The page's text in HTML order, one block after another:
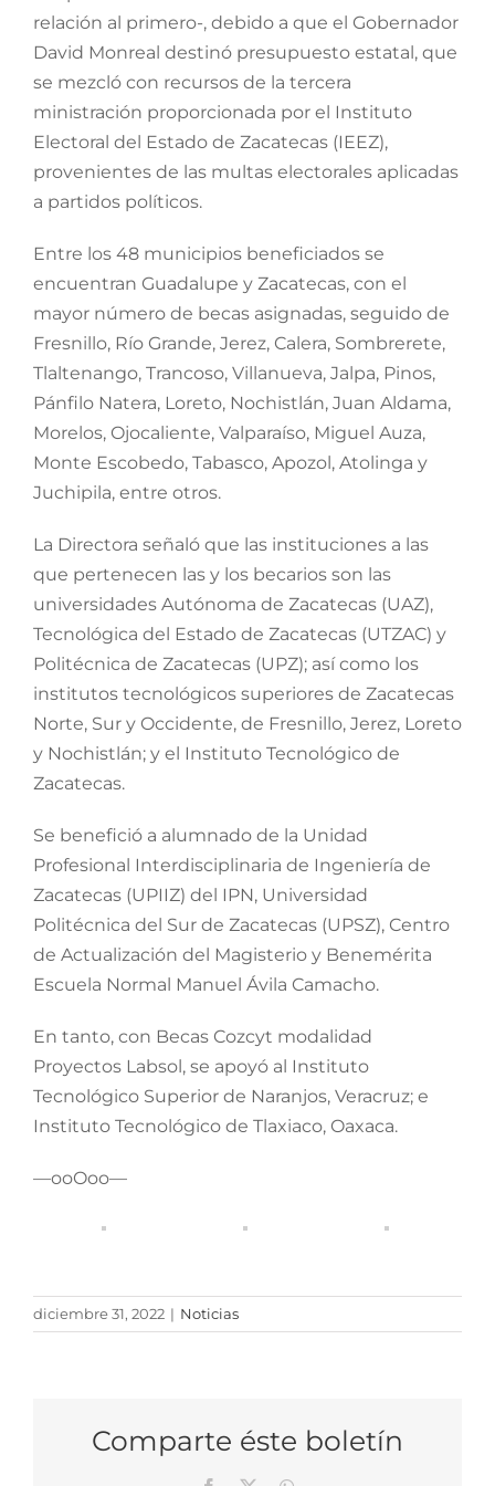
relación al primero-, debido a que el Gobernador
David Monreal destinó presupuesto estatal, que
se mezcló con recursos de la tercera
ministración proporcionada por el Instituto
Electoral del Estado de Zacatecas (IEEZ),
provenientes de las multas electorales aplicadas
a partidos políticos.
Entre los 48 municipios beneficiados se
encuentran Guadalupe y Zacatecas, con el
mayor número de becas asignadas, seguido de
Fresnillo, Río Grande, Jerez, Calera, Sombrerete,
Tlaltenango, Trancoso, Villanueva, Jalpa, Pinos,
Pánfilo Natera, Loreto, Nochistlán, Juan Aldama,
Morelos, Ojocaliente, Valparaíso, Miguel Auza,
Monte Escobedo, Tabasco, Apozol, Atolinga y
Juchipila, entre otros.
La Directora señaló que las instituciones a las
que pertenecen las y los becarios son las
universidades Autónoma de Zacatecas (UAZ),
Tecnológica del Estado de Zacatecas (UTZAC) y
Politécnica de Zacatecas (UPZ); así como los
institutos tecnológicos superiores de Zacatecas
Norte, Sur y Occidente, de Fresnillo, Jerez, Loreto
y Nochistlán; y el Instituto Tecnológico de
Zacatecas.
Se benefició a alumnado de la Unidad
Profesional Interdisciplinaria de Ingeniería de
Zacatecas (UPIIZ) del IPN, Universidad
Politécnica del Sur de Zacatecas (UPSZ), Centro
de Actualización del Magisterio y Benemérita
Escuela Normal Manuel Ávila Camacho.
En tanto, con Becas Cozcyt modalidad
Proyectos Labsol, se apoyó al Instituto
Tecnológico Superior de Naranjos, Veracruz; e
Instituto Tecnológico de Tlaxiaco, Oaxaca.
—ooOoo—
diciembre 31, 2022 | Noticias
Comparte éste boletín